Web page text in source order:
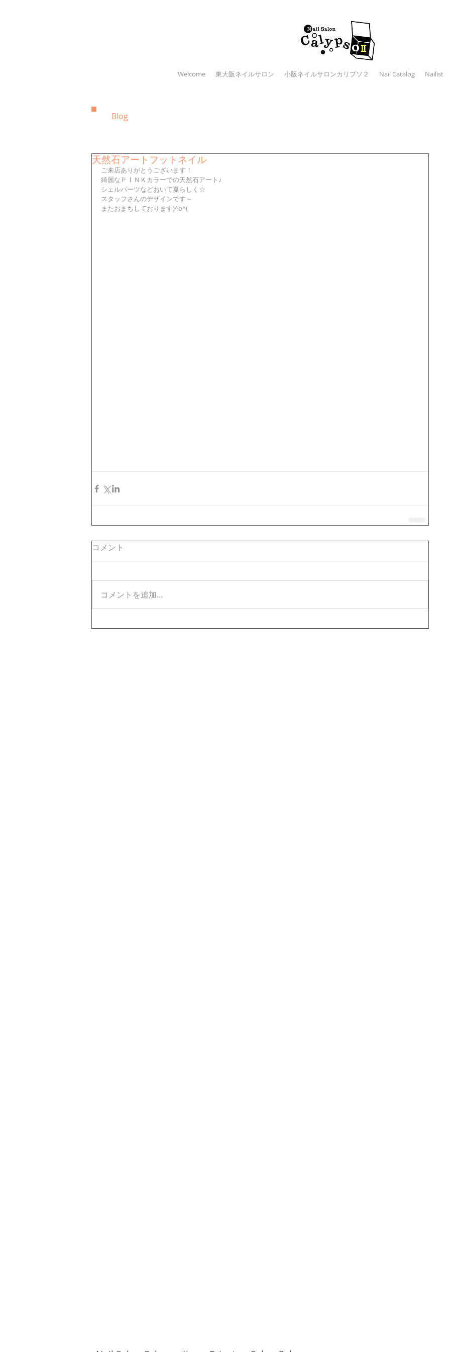
Welcome 東大阪ネイルサロン 小阪ネイルサロンカリプソ２ Nail Catalog Nailist
Blog
天然石アートフットネイル
ご来店ありがとうございます！
綺麗なＰＩＮＫカラーでの天然石アート♪
シェルパーツなどおいて夏らしく☆
スタッフさんのデザインです～
またおまちしております)^o^(
コメント
コメントを追加…